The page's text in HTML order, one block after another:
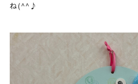
ね(^^♪